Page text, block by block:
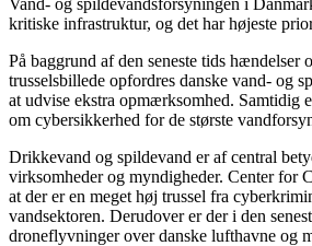
kritiske infrastruktur, og det har højeste
På baggrund af den seneste tids hændelser
trusselsbillede opfordres danske vand- og
at udvise ekstra opmærksomhed. Samtidig
om cybersikkerhed for de største
Drikkevand og spildevand er af central
virksomheder og myndigheder. Center for
at der er en meget høj trussel fra
vandsektoren. Derudover er der i den
droneflyvninger over danske lufthavne og